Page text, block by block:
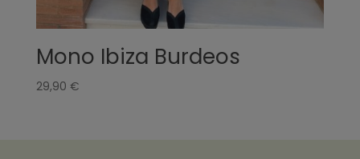
Mono Ibiza Burdeos
29,90 €